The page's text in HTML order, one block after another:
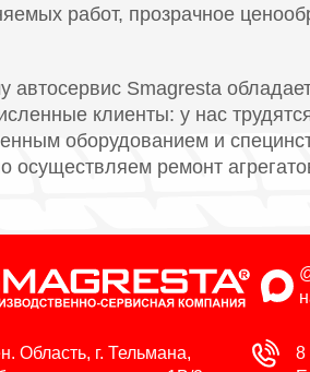
работ, прозрачное
автосервис Smagresta
клиенты: у нас
оборудованием и
осуществляем ремонт
Область, г. Тельмана,
8